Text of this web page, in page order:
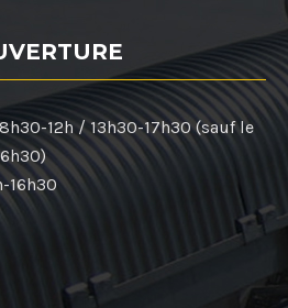
8h30-12h / 13h30-17h30 (sauf le
16h30